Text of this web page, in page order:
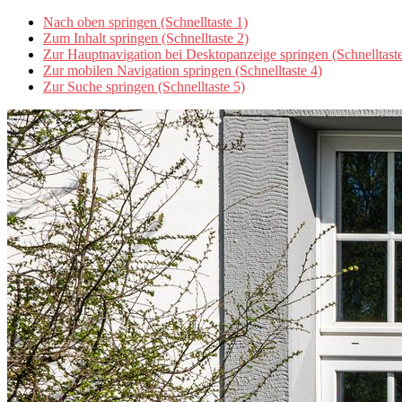
Nach oben springen (Schnelltaste 1)
Zum Inhalt springen (Schnelltaste 2)
Zur Hauptnavigation bei Desktopanzeige springen
Zur mobilen Navigation springen (Schnelltaste 4)
Zur Suche springen (Schnelltaste 5)